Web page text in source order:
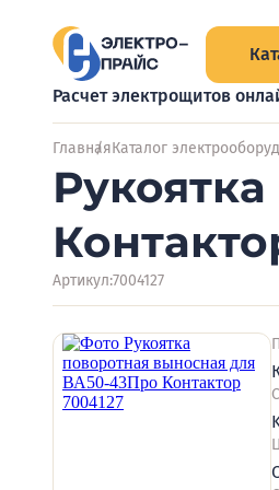
Расчет электрощитов
ГлавнаяКаталог
Артикул:7004127